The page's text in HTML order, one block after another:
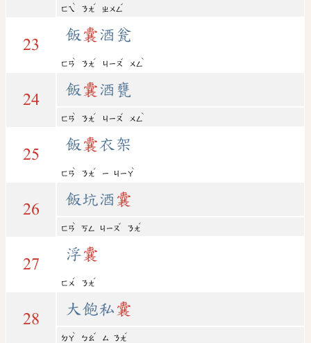
ㄈㄟ
ˋ
ㄋㄤ
ˊ
ㄓㄨㄥ
ˇ
23
飯 囊 酒瓮
ㄈㄢ
ˋ
ㄋㄤ
ˊ
ㄐㄧㄡ
ˇ
ㄨㄥ
ˋ
24
飯 囊 酒甕
ㄈㄢ
ˋ
ㄋㄤ
ˊ
ㄐㄧㄡ
ˇ
ㄨㄥ
ˋ
25
飯 囊衣架
ㄈㄢ
ˋ
ㄋㄤ
ˊ
ㄧ ㄐㄧㄚ
ˋ
26
飯坑酒 囊
ㄈㄢ
ˋ
ㄎㄥ ㄐㄧㄡ
ˇ
ㄋㄤ
ˊ
27
浮囊
ㄈㄨ
ˊ
ㄋㄤ
ˊ
28
大飽私 囊
ㄉㄚ
ˋ
ㄅㄠ
ˇ
ㄙ ㄋㄤ
ˊ